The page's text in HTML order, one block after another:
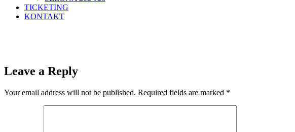
TICKETING
KONTAKT
Leave a Reply
Your email address will not be published. Required fields are marked *